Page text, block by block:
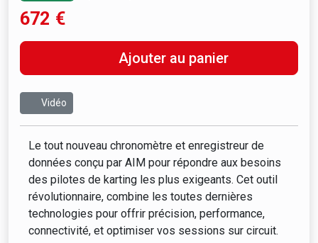
672 €
Ajouter au panier
Vidéo
Le tout nouveau chronomètre et enregistreur de
données conçu par AIM pour répondre aux besoins
des pilotes de karting les plus exigeants. Cet outil
révolutionnaire, combine les toutes dernières
technologies pour offrir précision, performance,
connectivité, et optimiser vos sessions sur circuit.